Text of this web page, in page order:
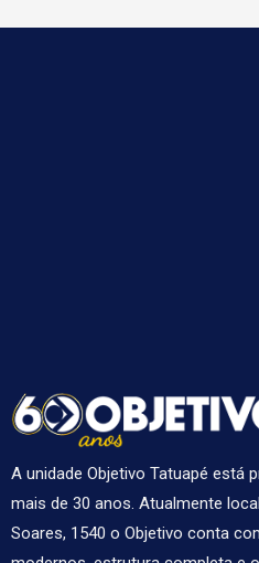
A unidade Objetivo Tatuapé está
mais de 30 anos. Atualmente
Soares, 1540 o Objetivo conta